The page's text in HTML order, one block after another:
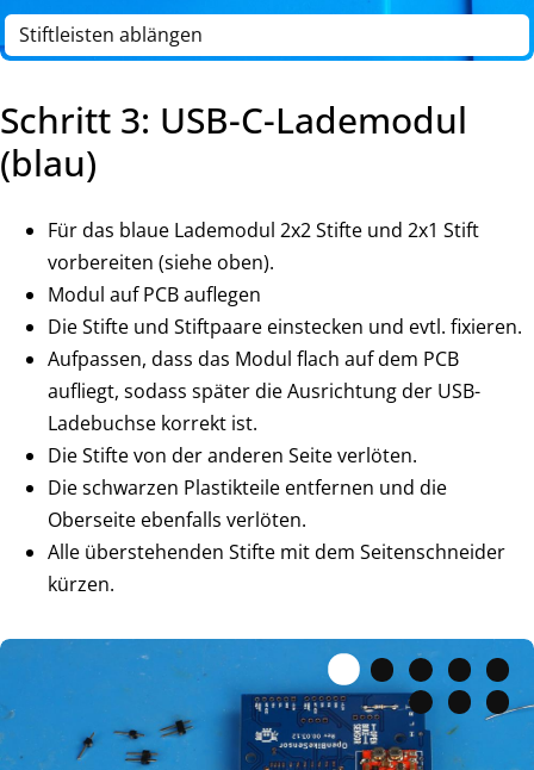
Stiftleisten ablängen
Schritt 3: USB-C-Lademodul
(blau)
Für das blaue Lademodul 2x2 Stifte und 2x1 Stift
vorbereiten (siehe oben).
Modul auf PCB auflegen
Die Stifte und Stiftpaare einstecken und evtl. fixieren.
Aufpassen, dass das Modul flach auf dem PCB
aufliegt, sodass später die Ausrichtung der USB-
Ladebuchse korrekt ist.
Die Stifte von der anderen Seite verlöten.
Die schwarzen Plastikteile entfernen und die
Oberseite ebenfalls verlöten.
Alle überstehenden Stifte mit dem Seitenschneider
kürzen.